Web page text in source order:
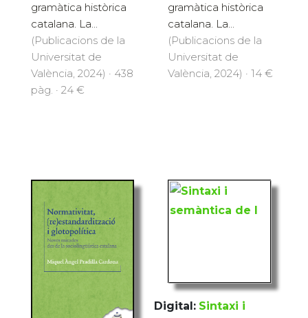
gramàtica històrica
catalana. La...
(Publicacions de la
Universitat de
València, 2024) · 438
pàg. · 24 €
gramàtica històrica
catalana. La...
(Publicacions de la
Universitat de
València, 2024) · 14 €
Digital: Sintaxi i